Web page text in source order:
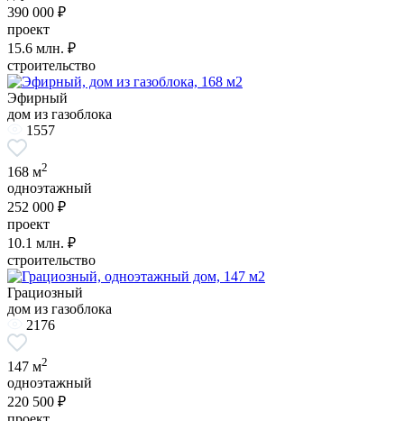
390 000 ₽
проект
15.6 млн. ₽
строительство
Эфирный
дом из газоблока
1557
168 м2
одноэтажный
252 000 ₽
проект
10.1 млн. ₽
строительство
Грациозный
дом из газоблока
2176
147 м2
одноэтажный
220 500 ₽